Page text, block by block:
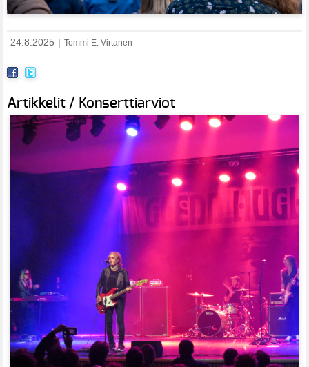
24.8.2025 | Tommi E. Virtanen
Artikkelit / Konserttiarviot